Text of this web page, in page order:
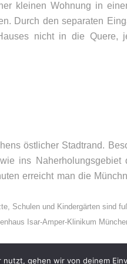
kleinen Wohnung in
Durch den separaten
nicht in die Quere,
östlicher Stadtrand.
ins Naherholungsgebiet
erreicht man die
Schulen und Kindergärten sind
Isar-Amper-Klinikum
gehen wir von deinem